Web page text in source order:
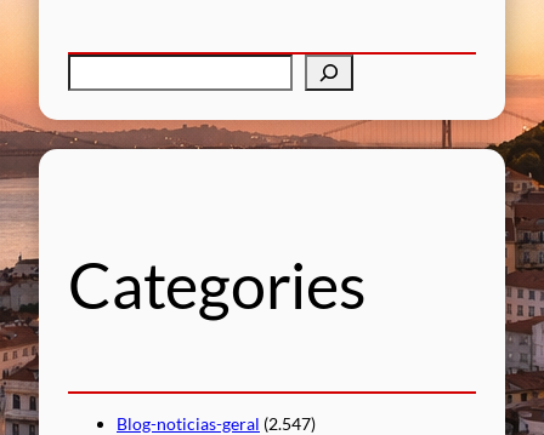
e
s
aCategories
Blog-noticias-geral (2.547)